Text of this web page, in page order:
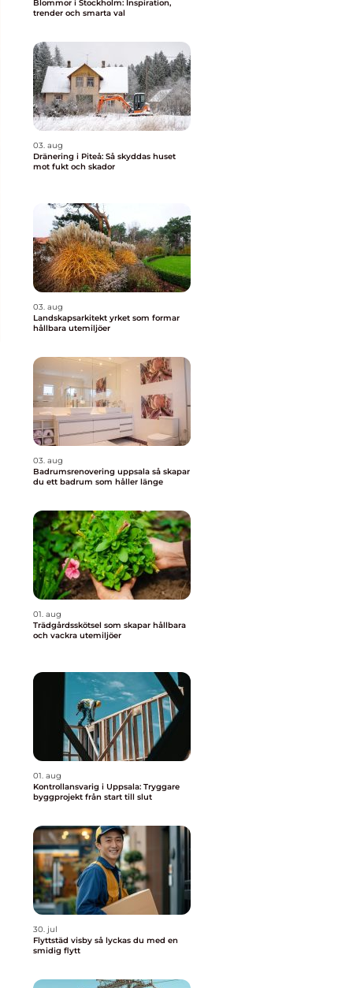
Blommor i Stockholm: Inspiration,
trender och smarta val
03. aug
Dränering i Piteå: Så skyddas huset
mot fukt och skador
03. aug
Landskapsarkitekt yrket som formar
hållbara utemiljöer
03. aug
Badrumsrenovering uppsala så skapar
du ett badrum som håller länge
01. aug
Trädgårdsskötsel som skapar hållbara
och vackra utemiljöer
01. aug
Kontrollansvarig i Uppsala: Tryggare
byggprojekt från start till slut
30. jul
Flyttstäd visby så lyckas du med en
smidig flytt